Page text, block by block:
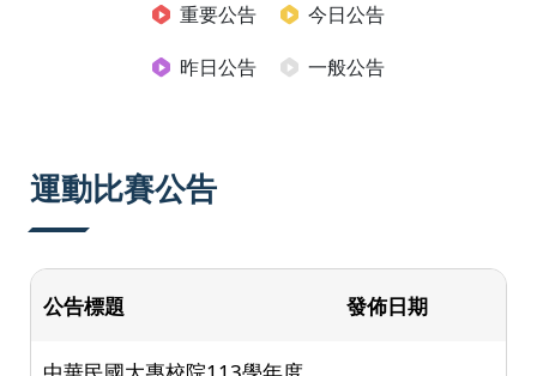
重要公告
今日公告
昨日公告
一般公告
運動比賽公告
公告標題 發佈日期